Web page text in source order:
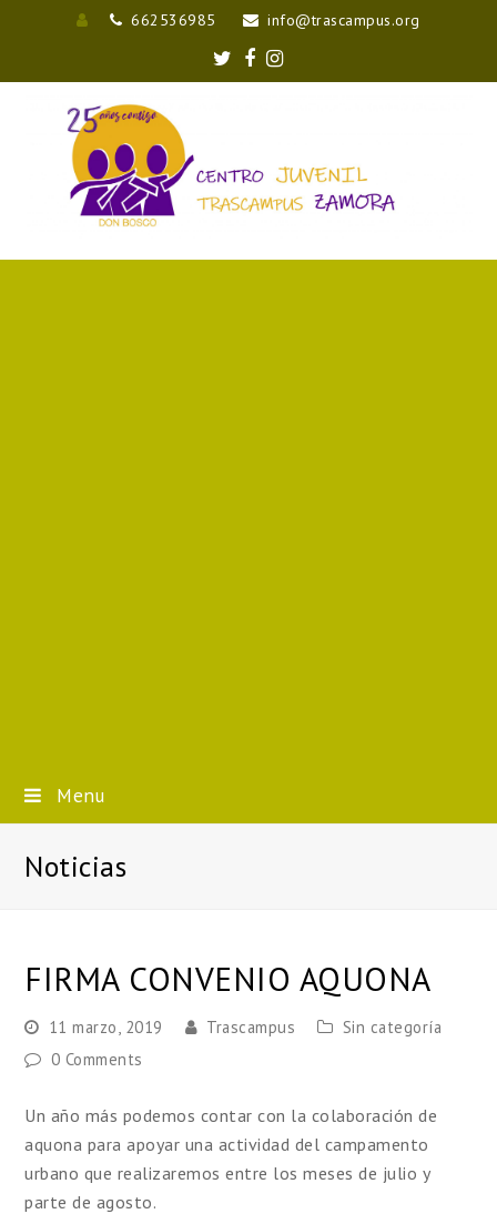
Entrar662536985 info@trascampus.org
TwitterFacebook
Instagram
Menu
Noticias
FIRMA CONVENIO AQUONA
11 marzo, 2019 Trascampus
Sin categoría
0 Comments
Un año más podemos contar con la colaboración de
aquona para apoyar una actividad del campamento
urbano que realizaremos entre los meses de julio y
parte de agosto.